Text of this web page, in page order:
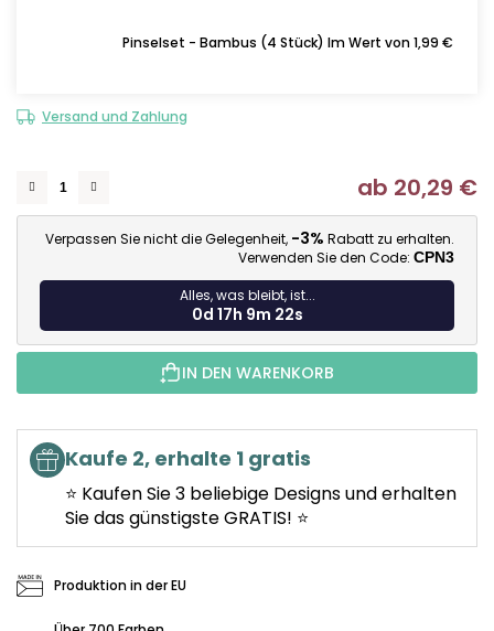
Pinselset - Bambus (4 Stück) Im Wert von 1,99 €
Versand und Zahlung
ab 20,29 €
Verpassen Sie nicht die Gelegenheit, -3% Rabatt zu erhalten.
Verwenden Sie den Code: CPN3
Alles, was bleibt, ist...
0d 17h 9m 21s
IN DEN WARENKORB
Kaufe 2, erhalte 1 gratis
⭐ Kaufen Sie 3 beliebige Designs und erhalten
Sie das günstigste GRATIS! ⭐
Produktion in der EU